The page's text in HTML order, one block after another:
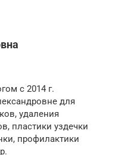
с 2014 г.
для
удаления
пластики уздечки
профилактики